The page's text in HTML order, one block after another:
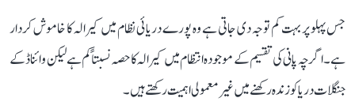
جس پہلو پر بہت کم توجہ دی جاتی ہے وہ پورے دریائی نظام میں کیرالہ کا خاموش کردار
ہے۔ اگرچہ پانی کی تقسیم کے موجودہ انتظام میں کیرالہ کا حصہ نسبتاً کم ہے لیکن وائناڈ کے
جنگلات دریا کو زندہ رکھنے میں غیر معمولی اہمیت رکھتے ہیں۔